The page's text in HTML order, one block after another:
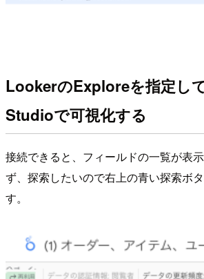
LookerのExploreを指定し
Studioで可視化する
接続できると、フィールドの一覧が表
ず、探索したいので右上の青い探索ボ
す。